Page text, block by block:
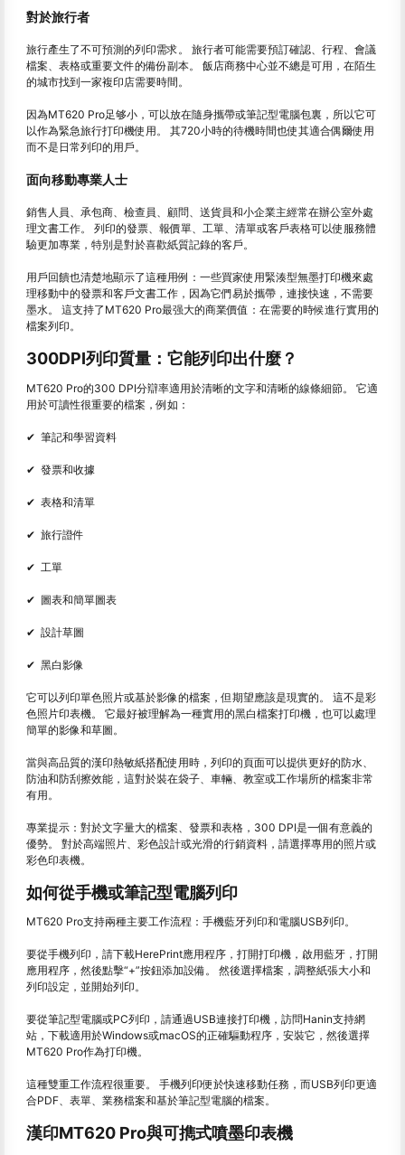
對於旅行者
旅行產生了不可預測的列印需求。 旅行者可能需要預訂確認、行程、會議
檔案、表格或重要文件的備份副本。 飯店商務中心並不總是可用，在陌生
的城市找到一家複印店需要時間。
因為MT620 Pro足够小，可以放在隨身攜帶或筆記型電腦包裏，所以它可
以作為緊急旅行打印機使用。 其720小時的待機時間也使其適合偶爾使用
而不是日常列印的用戶。
面向移動專業人士
銷售人員、承包商、檢查員、顧問、送貨員和小企業主經常在辦公室外處
理文書工作。 列印的發票、報價單、工單、清單或客戶表格可以使服務體
驗更加專業，特別是對於喜歡紙質記錄的客戶。
用戶回饋也清楚地顯示了這種用例：一些買家使用緊湊型無墨打印機來處
理移動中的發票和客戶文書工作，因為它們易於攜帶，連接快速，不需要
墨水。 這支持了MT620 Pro最强大的商業價值：在需要的時候進行實用的
檔案列印。
300DPI列印質量：它能列印出什麼？
MT620 Pro的300 DPI分辯率適用於清晰的文字和清晰的線條細節。 它適
用於可讀性很重要的檔案，例如：
✔ 筆記和學習資料
✔ 發票和收據
✔ 表格和清單
✔ 旅行證件
✔ 工單
✔ 圖表和簡單圖表
✔ 設計草圖
✔ 黑白影像
它可以列印單色照片或基於影像的檔案，但期望應該是現實的。 這不是彩
色照片印表機。 它最好被理解為一種實用的黑白檔案打印機，也可以處理
簡單的影像和草圖。
當與高品質的漢印熱敏紙搭配使用時，列印的頁面可以提供更好的防水、
防油和防刮擦效能，這對於裝在袋子、車輛、教室或工作場所的檔案非常
有用。
專業提示：對於文字量大的檔案、發票和表格，300 DPI是一個有意義的
優勢。 對於高端照片、彩色設計或光滑的行銷資料，請選擇專用的照片或
彩色印表機。
如何從手機或筆記型電腦列印
MT620 Pro支持兩種主要工作流程：手機藍牙列印和電腦USB列印。
要從手機列印，請下載HerePrint應用程序，打開打印機，啟用藍牙，打開
應用程序，然後點擊“+”按鈕添加設備。 然後選擇檔案，調整紙張大小和
列印設定，並開始列印。
要從筆記型電腦或PC列印，請通過USB連接打印機，訪問Hanin支持網
站，下載適用於Windows或macOS的正確驅動程序，安裝它，然後選擇
MT620 Pro作為打印機。
這種雙重工作流程很重要。 手機列印便於快速移動任務，而USB列印更適
合PDF、表單、業務檔案和基於筆記型電腦的檔案。
漢印MT620 Pro與可擕式噴墨印表機